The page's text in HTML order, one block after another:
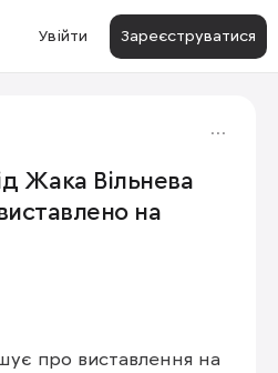
Увійти Зареєструватися
Жака Вільнева
на
1/3
про виставлення на